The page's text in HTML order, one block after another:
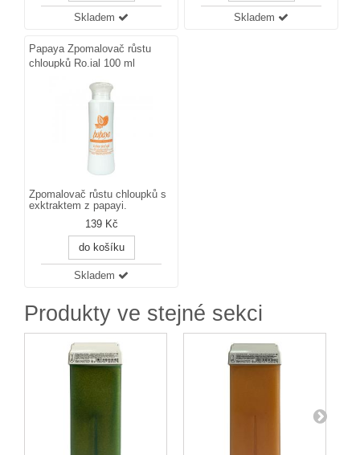
Skladem Skladem
Papaya Zpomalovač růstu
chloupků Ro.ial 100 ml
Zpomalovač růstu chloupků s
exktraktem z papayi.
139 Kč
do košíku
Skladem
Produkty ve stejné sekci